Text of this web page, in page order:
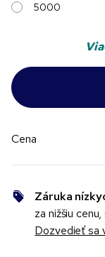
5000
Cena
Záruka
za nižšiu
Dozvedieť sa